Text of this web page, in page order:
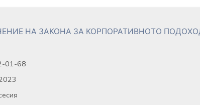
НА ЗАКОНА ЗА КОРПОРАТИВНОТО
01-68